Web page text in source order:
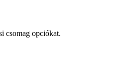
csomag opciókat.